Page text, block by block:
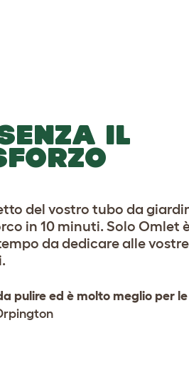
IL
del vostro tubo da
in 10 minuti. Solo Omlet
da dedicare alle vostre
pulire ed è molto meglio per